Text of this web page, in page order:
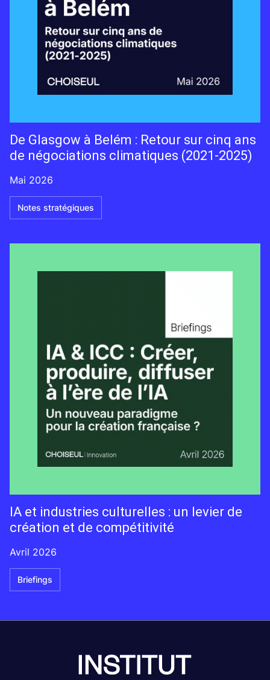
De Glasgow à Belém : Retour sur cinq ans
de négociations climatiques (2021-2025)
Mai 2026
Notes stratégiques
IA et industries culturelles : un levier de
création et de compétitivité
Avril 2026
Briefings